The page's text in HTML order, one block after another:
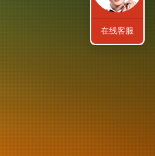
在线客服